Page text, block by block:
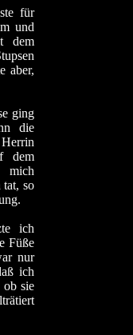
für
und
dem
aber,
ging
die
dem
tat, so
ich
Füße
nur
ich
sie